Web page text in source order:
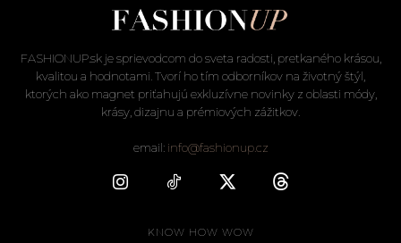
FASHIONUP.sk je sprievodcom do sveta radosti, pretkaného krásou,
kvalitou a hodnotami. Tvorí ho tím odborníkov na životný štýl,
ktorých ako magnet priťahujú exkluzívne novinky z oblasti módy,
krásy, dizajnu a prémiových zážitkov.
email: info@fashionup.cz
KNOW HOW WOW